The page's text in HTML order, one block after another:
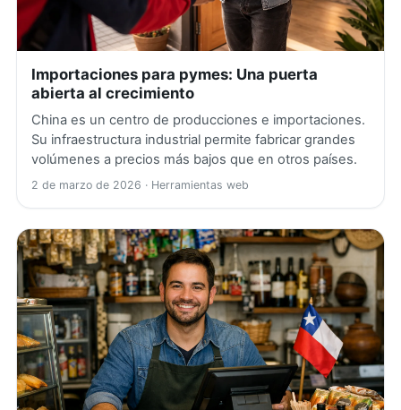
Importaciones para pymes: Una puerta
abierta al crecimiento
China es un centro de producciones e importaciones.
Su infraestructura industrial permite fabricar grandes
volúmenes a precios más bajos que en otros países.
2 de marzo de 2026 · Herramientas web